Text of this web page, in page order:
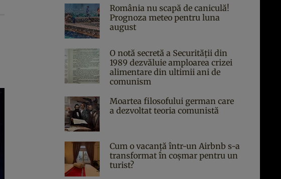
România nu scapă de caniculă!
Prognoza meteo pentru luna
august
O notă secretă a Securității din
1989 dezvăluie amploarea crizei
alimentare din ultimii ani de
comunism
Moartea filosofului german care
a dezvoltat teoria comunistă
Cum o vacanță într-un Airbnb s-a
transformat în coșmar pentru un
turist?